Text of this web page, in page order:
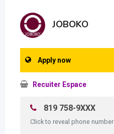
JOBOKO
Apply now
Recuiter Espace
819 758-9XXX
Click to reveal phone number